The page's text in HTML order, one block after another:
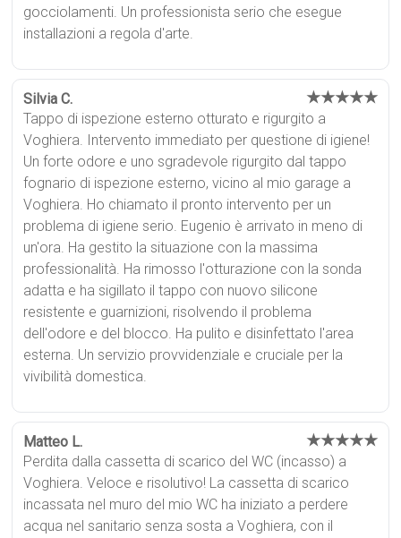
gocciolamenti. Un professionista serio che esegue
installazioni a regola d'arte.
Silvia C. ★★★★★
Tappo di ispezione esterno otturato e rigurgito a
Voghiera. Intervento immediato per questione di igiene!
Un forte odore e uno sgradevole rigurgito dal tappo
fognario di ispezione esterno, vicino al mio garage a
Voghiera. Ho chiamato il pronto intervento per un
problema di igiene serio. Eugenio è arrivato in meno di
un'ora. Ha gestito la situazione con la massima
professionalità. Ha rimosso l'otturazione con la sonda
adatta e ha sigillato il tappo con nuovo silicone
resistente e guarnizioni, risolvendo il problema
dell'odore e del blocco. Ha pulito e disinfettato l'area
esterna. Un servizio provvidenziale e cruciale per la
vivibilità domestica.
Matteo L. ★★★★★
Perdita dalla cassetta di scarico del WC (incasso) a
Voghiera. Veloce e risolutivo! La cassetta di scarico
incassata nel muro del mio WC ha iniziato a perdere
acqua nel sanitario senza sosta a Voghiera, con il